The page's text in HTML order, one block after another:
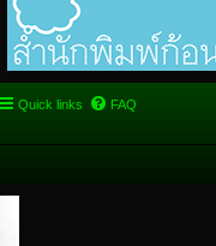
Quick links FAQ